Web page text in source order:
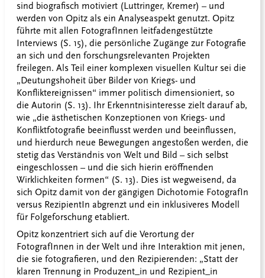
sind biografisch motiviert (Luttringer, Kremer) – und
werden von Opitz als ein Analyseaspekt genutzt. Opitz
führte mit allen FotografInnen leitfadengestützte
Interviews (S. 15), die persönliche Zugänge zur Fotografie
an sich und den forschungsrelevanten Projekten
freilegen. Als Teil einer komplexen visuellen Kultur sei die
„Deutungshoheit über Bilder von Kriegs- und
Konfliktereignissen“ immer politisch dimensioniert, so
die Autorin (S. 13). Ihr Erkenntnisinteresse zielt darauf ab,
wie „die ästhetischen Konzeptionen von Kriegs- und
Konfliktfotografie beeinflusst werden und beeinflussen,
und hierdurch neue Bewegungen angestoßen werden, die
stetig das Verständnis von Welt und Bild – sich selbst
eingeschlossen – und die sich hierin eröffnenden
Wirklichkeiten formen“ (S. 13). Dies ist wegweisend, da
sich Opitz damit von der gängigen Dichotomie FotografIn
versus RezipientIn abgrenzt und ein inklusiveres Modell
für Folgeforschung etabliert.
Opitz konzentriert sich auf die Verortung der
FotografInnen in der Welt und ihre Interaktion mit jenen,
die sie fotografieren, und den Rezipierenden: „Statt der
klaren Trennung in Produzent_in und Rezipient_in